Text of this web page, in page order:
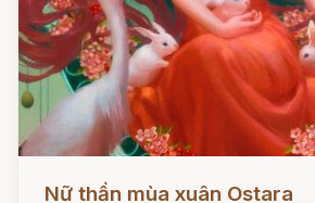
Nữ thần mùa xuân Ostara